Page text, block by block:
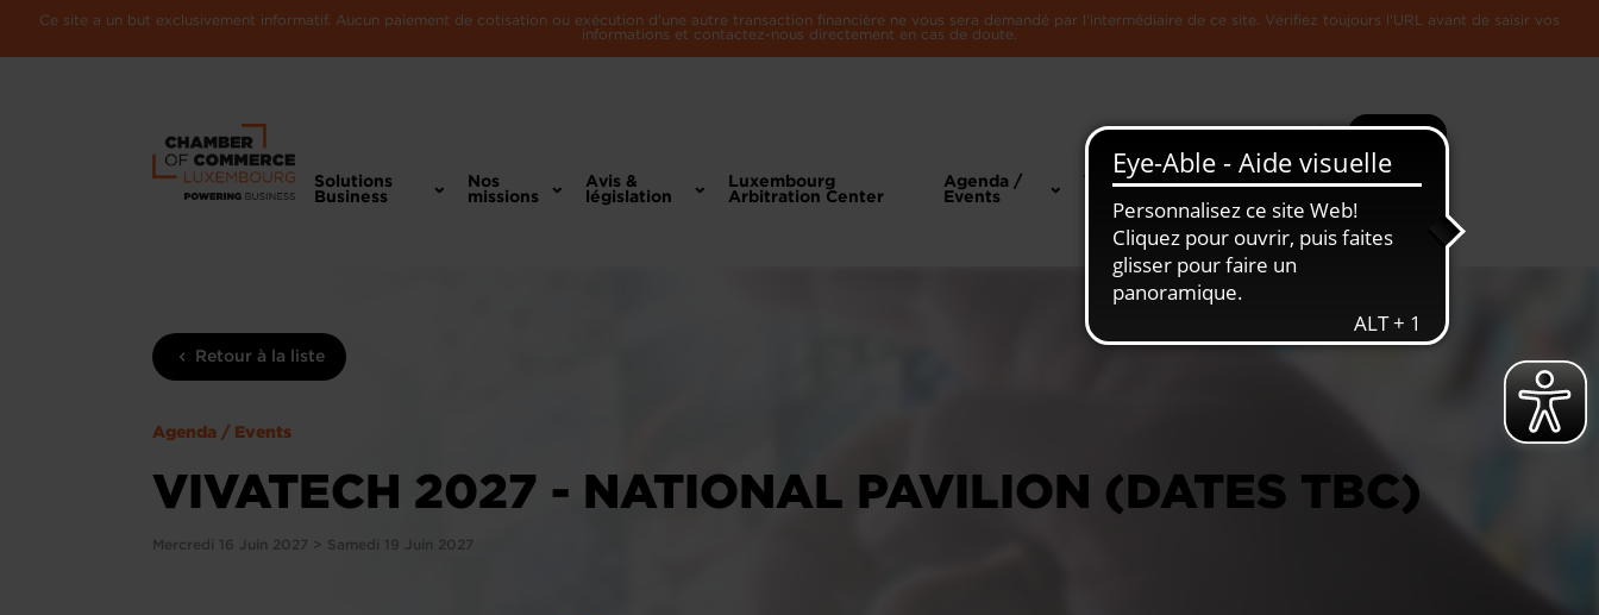
Ce site a un but exclusivement informatif. Aucun paiement de cotisation ou exécution d'une autre transaction financière ne vous sera demandé par l'intermédiaire de ce site. Vérifiez toujours l'URL avant de saisir vos
informations et contactez-nous directement en cas de doute.
Recherche Plus
Solutions
Business
Nos
missions
Avis &
législation
Luxembourg
Arbitration Center
Agenda /
Events
Toute
L'Economie
Retour à la liste
Agenda / Events
VIVATECH 2027 - NATIONAL PAVILION (DATES TBC)
Mercredi 16 Juin 2027 > Samedi 19 Juin 2027